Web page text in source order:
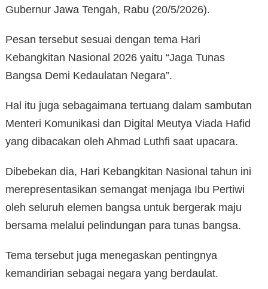
Gubernur Jawa Tengah, Rabu (20/5/2026).
Pesan tersebut sesuai dengan tema Hari
Kebangkitan Nasional 2026 yaitu “Jaga Tunas
Bangsa Demi Kedaulatan Negara”.
Hal itu juga sebagaimana tertuang dalam sambutan
Menteri Komunikasi dan Digital Meutya Viada Hafid
yang dibacakan oleh Ahmad Luthfi saat upacara.
Dibebekan dia, Hari Kebangkitan Nasional tahun ini
merepresentasikan semangat menjaga Ibu Pertiwi
oleh seluruh elemen bangsa untuk bergerak maju
bersama melalui pelindungan para tunas bangsa.
Tema tersebut juga menegaskan pentingnya
kemandirian sebagai negara yang berdaulat.